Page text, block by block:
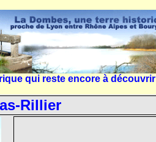
qui reste encore à découvrir
Rillier